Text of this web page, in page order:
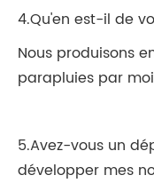
4.Qu'en est-il de
Nous produisons
parapluies par
5.Avez-vous un
développer mes